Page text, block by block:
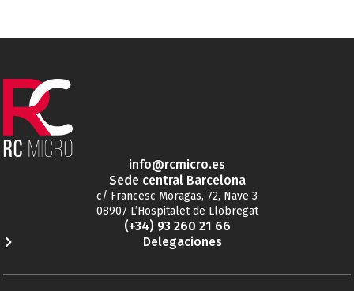
info@rcmicro.es
Sede central Barcelona
c/ Francesc Moragas, 72, Nave 3
08907 L’Hospitalet de Llobregat
(+34) 93 260 21 66
Delegaciones